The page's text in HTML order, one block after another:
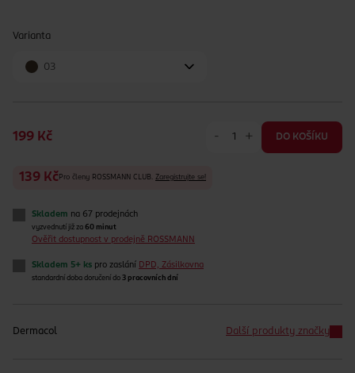
Varianta
03
199 Kč - + DO KOŠÍKU
139 Kč Pro členy ROSSMANN CLUB. Zaregistrujte se!
Skladem na 67 prodejnách
vyzvednutí již za 60 minut
Ověřit dostupnost v prodejně ROSSMANN
Skladem 5+ ks pro zaslání DPD, Zásilkovna
standardní doba doručení do 3 pracovních dní
Dermacol Další produkty značky